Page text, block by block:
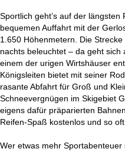
Sportlich geht’s auf der
bequemen Auffahrt mit der
1.650 Höhenmetern. Die
nachts beleuchtet – da geht
einem der urigen Wirtshäuser
Königsleiten bietet mit seiner
rasante Abfahrt für Groß und
Schneevergnügen im Skigebiet
eigens dafür präparierten
Reifen-Spaß kostenlos und so
Wer etwas mehr Sportabenteuer